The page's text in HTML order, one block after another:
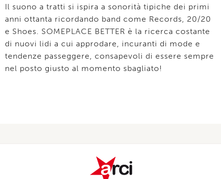
Il suono a tratti si ispira a sonorità tipiche dei primi
anni ottanta ricordando band come Records, 20/20
e Shoes. SOMEPLACE BETTER è la ricerca costante
di nuovi lidi a cui approdare, incuranti di mode e
tendenze passeggere, consapevoli di essere sempre
nel posto giusto al momento sbagliato!